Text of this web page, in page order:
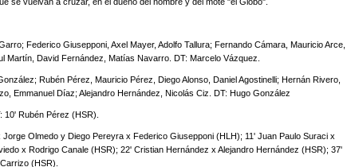
Federico Giusepponi, Axel Mayer, Adolfo Tallura; Fernando Cámara, Mauricio Arce,
Martín, David Fernández, Matías Navarro. DT: Marcelo Vázquez.
Rubén Pérez, Mauricio Pérez, Diego Alonso, Daniel Agostinelli; Hernán Rivero,
Emmanuel Díaz; Alejandro Hernández, Nicolás Ciz. DT: Hugo González
10' Rubén Pérez (HSR).
Jorge Olmedo y Diego Pereyra x Federico Giusepponi (HLH); 11' Juan Paulo Suraci x
x Rodrigo Canale (HSR); 22' Cristian Hernández x Alejandro Hernández (HSR); 37'
(HSR).